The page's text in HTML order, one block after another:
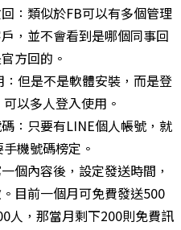
：類似於FB可以有多個管理
，並不會看到是哪個同事回
方回的。
但是不是軟體安裝，而是登
以多人登入使用。
：只要有LINE個人帳號，就
機號碼榜定。
個內容後，設定發送時間，
目前一個月可免費發送500
人，那當月剩下200則免費訊